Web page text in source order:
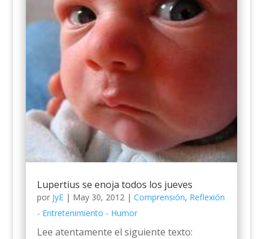
Lupertius se enoja todos los jueves
por JyE| May 30, 2012| Comprensión, Reflexión
- Entretenimiento - Humor
Lee atentamente el siguiente texto: